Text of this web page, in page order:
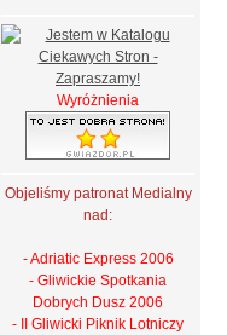
Wyróżnienia
Objeliśmy patronat Medialny
nad:
- Adriatic Express 2006
- Gliwickie Spotkania
Dobrych Dusz 2006
- II Gliwicki Piknik Lotniczy